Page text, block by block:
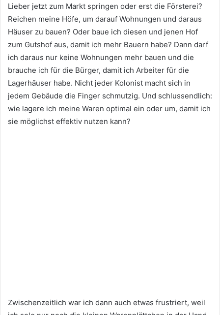
Lieber jetzt zum Markt springen oder erst die Försterei?
Reichen meine Höfe, um darauf Wohnungen und daraus
Häuser zu bauen? Oder baue ich diesen und jenen Hof
zum Gutshof aus, damit ich mehr Bauern habe? Dann darf
ich daraus nur keine Wohnungen mehr bauen und die
brauche ich für die Bürger, damit ich Arbeiter für die
Lagerhäuser habe. Nicht jeder Kolonist macht sich in
jedem Gebäude die Finger schmutzig. Und schlussendlich:
wie lagere ich meine Waren optimal ein oder um, damit ich
sie möglichst effektiv nutzen kann?
Zwischenzeitlich war ich dann auch etwas frustriert, weil